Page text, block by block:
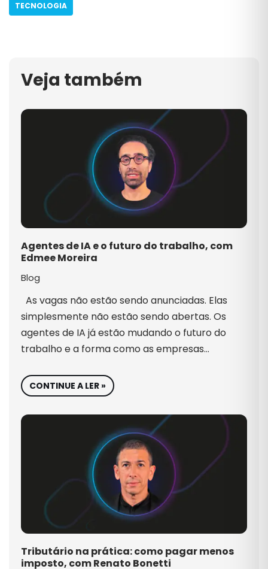
TECNOLOGIA
Veja também
Agentes de IA e o futuro do trabalho, com
Edmee Moreira
Blog
As vagas não estão sendo anunciadas. Elas
simplesmente não estão sendo abertas. Os
agentes de IA já estão mudando o futuro do
trabalho e a forma como as empresas…
CONTINUE A LER »
Tributário na prática: como pagar menos
imposto, com Renato Bonetti